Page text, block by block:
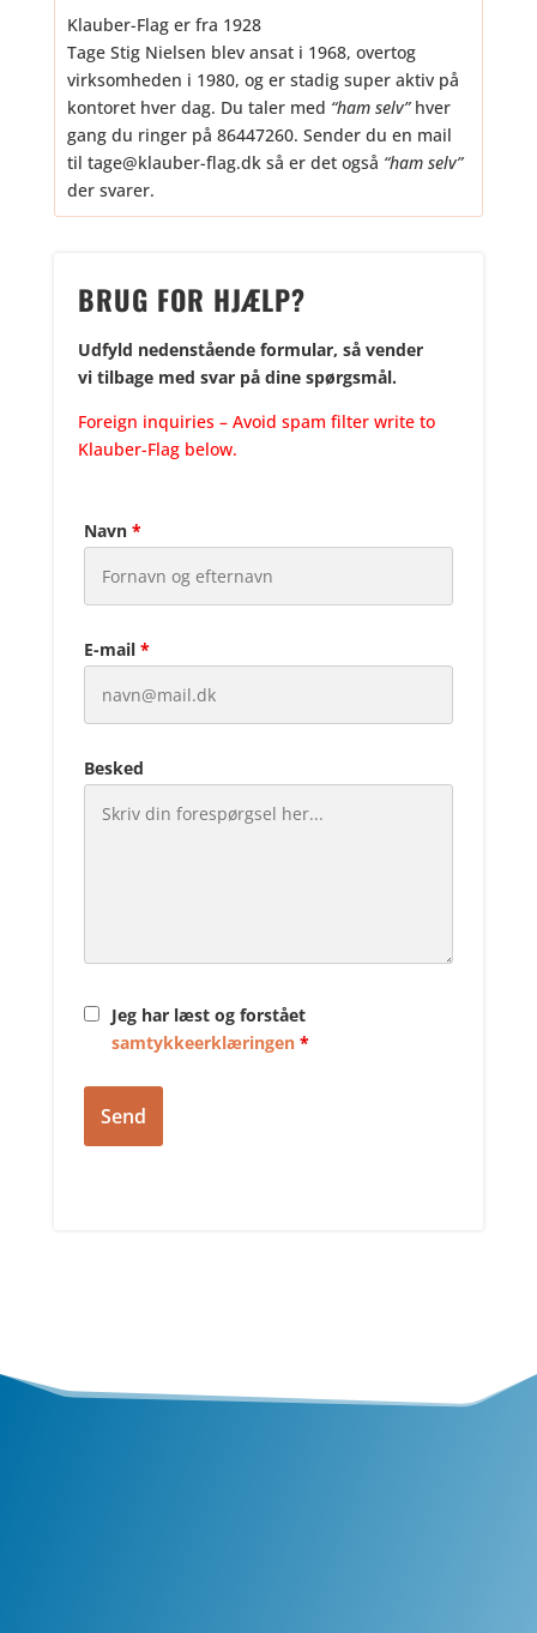
Klauber-Flag er fra 1928
Tage Stig Nielsen blev ansat i 1968, overtog
virksomheden i 1980, og er stadig super aktiv på
kontoret hver dag. Du taler med “ham selv”hver
gang du ringer på 86447260. Sender du en mail
til tage@klauber-flag.dk så er det også “ham selv”
der svarer.
BRUG FOR HJÆLP?
Udfyld nedenstående formular, så vender
vitilbage med svar på dine spørgsmål.
Foreign inquiries – Avoid spam filter write to
Klauber-Flag below.
Navn *
E-mail *
Besked
Jeg har læst og forstået
samtykkeerklæringen *